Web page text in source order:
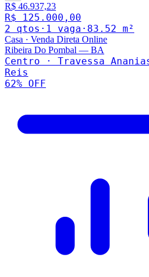
R$ 46.937,23
R$ 125.000,00
2 qtos · 1 vaga · 83.52 m²
Casa · Venda Direta Online
Ribeira Do Pombal — BA
Centro · Travessa
Reis
62% OFF